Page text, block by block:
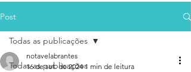
Post
Todas as publicações
Todas as publicações
notavelabrantes
16 de set. de 2024 1 min de leitura